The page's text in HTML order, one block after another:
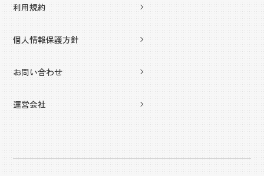
利用規約
個人情報保護方針
お問い合わせ
運営会社